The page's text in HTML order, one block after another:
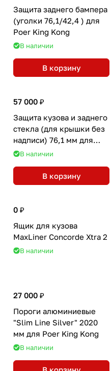
Защита заднего бампера
(уголки 76,1/42,4 ) для
Poer King Kong
В наличии
В корзину
57 000 ₽
Защита кузова и заднего
стекла (для крышки без
надписи) 76,1 мм для
Wingle 7
В наличии
В корзину
0 ₽
Ящик для кузова
MaxLiner Concorde Xtra 2
В наличии
27 000 ₽
Пороги алюминиевые
"Slim Line Silver" 2020
мм для Poer King Kong
В наличии